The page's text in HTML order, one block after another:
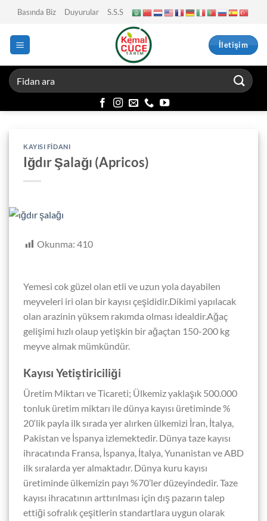
İçeriğeBasında Biz Duyurular S.S.S
İletişim
KAYISI FIDANI
Iğdır Şalağı (Apricos)
Okunma: 410
Yemesi cok güzel olan etli ve uzun yola dayabilen
meyveleri iri olan bir kayısı çeşididir.Dikimi yapılacak
olan arazinin yüksem rakımda olması idealdir.Ağaç
gelişimi hızlı olaup yetişkin bir ağaçtan 150-200 kg
meyve almak mümkündür.
Kayısı Yetiştiriciliği
Üretim Miktarı ve Ticareti; Ülkemiz yaklaşık 500.000
tonluk üretim miktarı ile dünya kayısı üretiminde %
20‘lik payla ilk sırada yer alırken ülkemizi İran, İtalya,
Pakistan ve İspanya izlemektedir. Dünya taze kayısı
ihracatında Fransa, İspanya, İtalya, Yunanistan ve ABD
ilk sıralarda yer almaktadır. Dünya kuru kayısı
üretiminde ülkemizin payı %70’ler düzeyindedir. Taze
kayısı ihracatının arttırılması için dış pazarın talep
ettiği sofralık çeşitlerin standartlara uygun olarak